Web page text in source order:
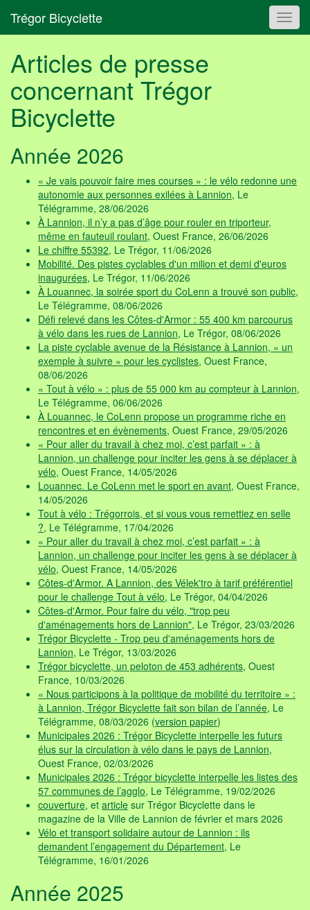
Trégor Bicyclette
Articles de presse
concernant Trégor
Bicyclette
Année 2026
« Je vais pouvoir faire mes courses » : le vélo redonne une
autonomie aux personnes exilées à Lannion, Le
Télégramme, 28/06/2026
À Lannion, il n’y a pas d’âge pour rouler en triporteur,
même en fauteuil roulant, Ouest France, 26/06/2026
Le chiffre 55392, Le Trégor, 11/06/2026
Mobilité. Des pistes cyclables d'un milion et demi d'euros
inaugurées, Le Trégor, 11/06/2026
À Louannec, la soirée sport du CoLenn a trouvé son public,
Le Télégramme, 08/06/2026
Défi relevé dans les Côtes-d'Armor : 55 400 km parcourus
à vélo dans les rues de Lannion, Le Trégor, 08/06/2026
La piste cyclable avenue de la Résistance à Lannion, « un
exemple à suivre » pour les cyclistes, Ouest France,
08/06/2026
« Tout à vélo » : plus de 55 000 km au compteur à Lannion,
Le Télégramme, 06/06/2026
À Louannec, le CoLenn propose un programme riche en
rencontres et en évènements, Ouest France, 29/05/2026
« Pour aller du travail à chez moi, c’est parfait » : à
Lannion, un challenge pour inciter les gens à se déplacer à
vélo, Ouest France, 14/05/2026
Louannec. Le CoLenn met le sport en avant, Ouest France,
14/05/2026
Tout à vélo : Trégorrois, et si vous vous remettiez en selle
?, Le Télégramme, 17/04/2026
« Pour aller du travail à chez moi, c’est parfait » : à
Lannion, un challenge pour inciter les gens à se déplacer à
vélo, Ouest France, 14/05/2026
Côtes-d'Armor. A Lannion, des Vélek'tro à tarif préférentiel
pour le challenge Tout à vélo, Le Trégor, 04/04/2026
Côtes-d'Armor. Pour faire du vélo, "trop peu
d'aménagements hors de Lannion", Le Trégor, 23/03/2026
Trégor Bicyclette - Trop peu d'aménagements hors de
Lannion, Le Trégor, 13/03/2026
Trégor bicyclette, un peloton de 453 adhérents, Ouest
France, 10/03/2026
« Nous participons à la politique de mobilité du territoire » :
à Lannion, Trégor Bicyclette fait son bilan de l’année, Le
Télégramme, 08/03/2026 (version papier)
Municipales 2026 : Trégor Bicyclette interpelle les futurs
élus sur la circulation à vélo dans le pays de Lannion,
Ouest France, 02/03/2026
Municipales 2026 : Trégor bicyclette interpelle les listes des
57 communes de l’agglo, Le Télégramme, 19/02/2026
couverture, et article sur Trégor Bicyclette dans le
magazine de la Ville de Lannion de février et mars 2026
Vélo et transport solidaire autour de Lannion : ils
demandent l’engagement du Département, Le
Télégramme, 16/01/2026
Année 2025